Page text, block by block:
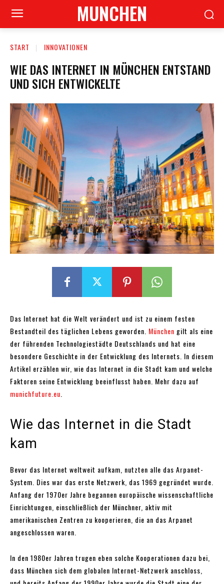
MUNCHEN
START INNOVATIONEN
WIE DAS INTERNET IN MÜNCHEN ENTSTAND
UND SICH ENTWICKELTE
Das Internet hat die Welt verändert und ist zu einem festen
Bestandteil des täglichen Lebens geworden. München gilt als eine
der führenden Technologiestädte Deutschlands und hat eine
besondere Geschichte in der Entwicklung des Internets. In diesem
Artikel erzählen wir, wie das Internet in die Stadt kam und welche
Faktoren seine Entwicklung beeinflusst haben. Mehr dazu auf
munichfuture.eu
Wie das Internet in die Stadt
kam
Bevor das Internet weltweit aufkam, nutzten alle das Arpanet-
System. Dies war das erste Netzwerk, das 1969 gegründet wurde.
Anfang der 1970er Jahre begannen europäische wissenschaftliche
Einrichtungen, einschließlich der Münchner, aktiv mit
amerikanischen Zentren zu kooperieren, die an das Arpanet
angeschlossen waren.
In den 1980er Jahren trugen eben solche Kooperationen dazu bei,
dass München sich dem globalen Internet-Netzwerk anschloss,